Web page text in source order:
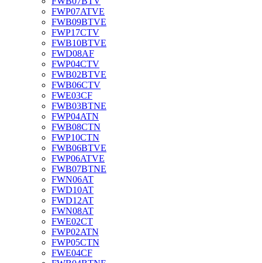
FWP07ATVE
FWB09BTVE
FWP17CTV
FWB10BTVE
FWD08AF
FWP04CTV
FWB02BTVE
FWB06CTV
FWE03CF
FWB03BTNE
FWP04ATN
FWB08CTN
FWP10CTN
FWB06BTVE
FWP06ATVE
FWB07BTNE
FWN06AT
FWD10AT
FWD12AT
FWN08AT
FWE02CT
FWP02ATN
FWP05CTN
FWE04CF